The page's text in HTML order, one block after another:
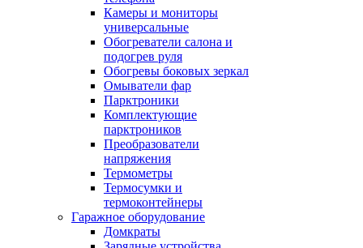
Камеры и мониторы
универсальные
Обогреватели салона и
подогрев руля
Обогревы боковых зеркал
Омыватели фар
Парктроники
Комплектующие
парктроников
Преобразователи
напряжения
Термометры
Термосумки и
термоконтейнеры
Гаражное оборудование
Домкраты